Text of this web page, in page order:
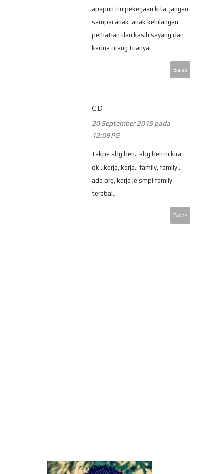
apapun itu pekerjaan kita, jangan
sampai anak-anak kehilangan
perhatian dan kasih sayang dari
kedua orang tuanya.
Balas
CD
20 September 2015 pada
12:09 PG
Takpe abg ben.. abg ben ni kira
ok.. kerja, kerja.. family, family...
ada org, kerja je smpi family
terabai..
Balas